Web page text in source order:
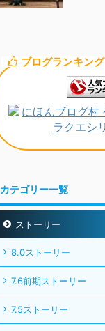
ブログランキング
カテゴリー一覧
ストーリー
8.0ストーリー
7.6前期ストーリー
7.5ストーリー